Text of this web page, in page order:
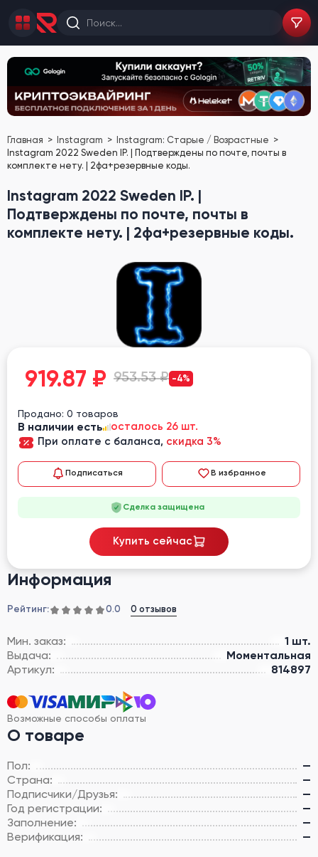
Главная Instagram
Instagram: Старые / Возрастные
Instagram 2022 Sweden IP. | Подтверждены по почте, почты в
комплекте нету. | 2фа+резервные коды.
Instagram 2022 Sweden IP. |
Подтверждены по почте, почты в
комплекте нету. | 2фа+резервные коды.
Информация
Рейтинг: 0.0 0 отзывов
Мин. заказ:
1 шт.
Выдача:
Моментальная
Артикул:
814897
Возможные способы оплаты
О товаре
Пол:
—
Страна:
—
Подписчики/Друзья:
—
Год регистрации:
—
Заполнение:
—
Верификация:
—
919.87 ₽ 953.53 ₽ -4%
Продано: 0 товаров
В наличии есть
осталось 26 шт.
При оплате с баланса, скидка 3%
Подписаться В избранное
Сделка защищена
Купить сейчас